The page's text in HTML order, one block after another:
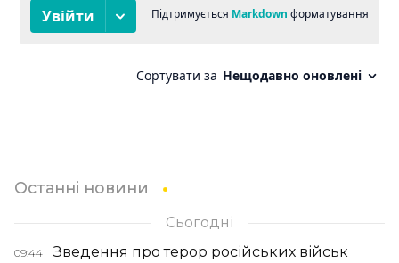
Останні новини
Сьогодні
09:44
Зведення про терор російських військ